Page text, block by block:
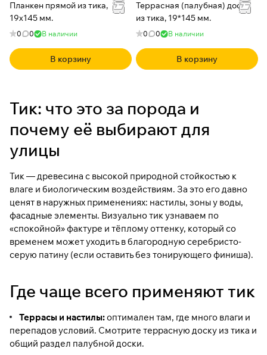
Планкен прямой из тика,
19x145 мм.
0 0 В наличии
В корзину
Террасная (палубная) доска
из тика, 19*145 мм.
0 0 В наличии
В корзину
Тик: что это за порода и
почему её выбирают для
улицы
Тик — древесина с высокой природной стойкостью к
влаге и биологическим воздействиям. За это его давно
ценят в наружных применениях: настилы, зоны у воды,
фасадные элементы. Визуально тик узнаваем по
«спокойной» фактуре и тёплому оттенку, который со
временем может уходить в благородную серебристо-
серую патину (если оставить без тонирующего финиша).
Где чаще всего применяют тик
Террасы и настилы:оптимален там, где много влаги и
перепадов условий. Смотрите террасную доску из тика и
общий раздел палубной доски.